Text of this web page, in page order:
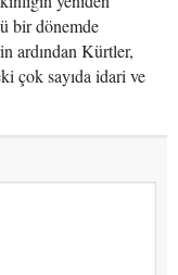
bir dönemde
ardından Kürtler,
çok sayıda idari ve